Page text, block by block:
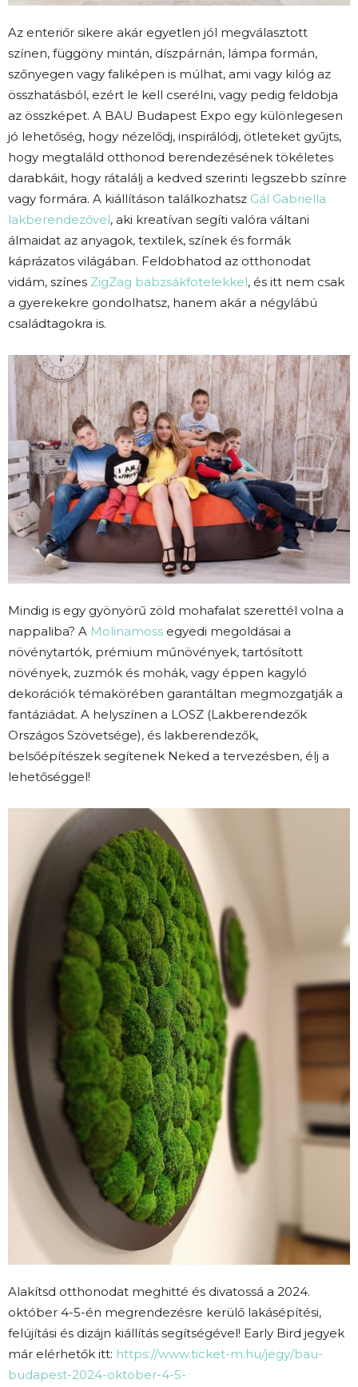
Az enteriőr sikere akár egyetlen jól megválasztott
színen, függöny mintán, díszpárnán, lámpa formán,
szőnyegen vagy faliképen is múlhat, ami vagy kilóg az
összhatásból, ezért le kell cserélni, vagy pedig feldobja
az összképet. A BAU Budapest Expo egy különlegesen
jó lehetőség, hogy nézelődj, inspirálódj, ötleteket gyűjts,
hogy megtaláld otthonod berendezésének tökéletes
darabkáit, hogy rátalálj a kedved szerinti legszebb színre
vagy formára. A kiállításon találkozhatsz Gál Gabriella
lakberendezővel, aki kreatívan segíti valóra váltani
álmaidat az anyagok, textilek, színek és formák
káprázatos világában. Feldobhatod az otthonodat
vidám, színes ZigZag babzsákfotelekkel, és itt nem csak
a gyerekekre gondolhatsz, hanem akár a négylábú
családtagokra is.
Mindig is egy gyönyörű zöld mohafalat szerettél volna a
nappaliba? A Molinamoss egyedi megoldásai a
növénytartók, prémium műnövények, tartósított
növények, zuzmók és mohák, vagy éppen kagyló
dekorációk témakörében garantáltan megmozgatják a
fantáziádat. A helyszínen a LOSZ (Lakberendezők
Országos Szövetsége), és lakberendezők,
belsőépítészek segítenek Neked a tervezésben, élj a
lehetőséggel!
Alakítsd otthonodat meghitté és divatossá a 2024.
október 4-5-én megrendezésre kerülő lakásépítési,
felújítási és dizájn kiállítás segítségével! Early Bird jegyek
már elérhetők itt: https://www.ticket-m.hu/jegy/bau-
budapest-2024-oktober-4-5-